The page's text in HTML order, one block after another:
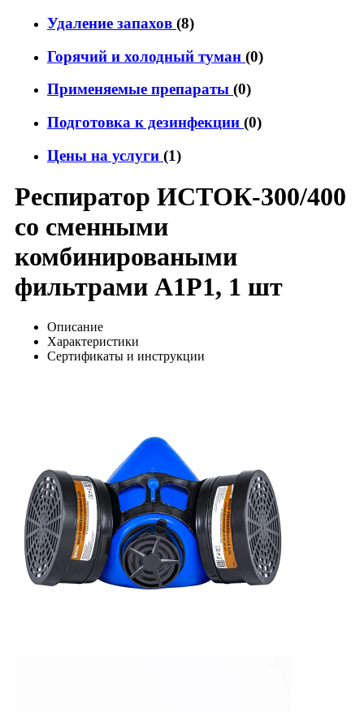
Удаление запахов (8)
Горячий и холодный туман (0)
Применяемые препараты (0)
Подготовка к дезинфекции (0)
Цены на услуги (1)
Респиратор ИСТОК-300/400
со сменными
комбинироваными
фильтрами A1P1, 1 шт
Описание
Характеристики
Сертификаты и инструкции